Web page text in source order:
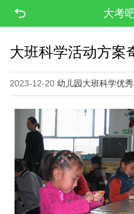
大考
大班科学活动方案
2023-12-20 幼儿园大班科学优